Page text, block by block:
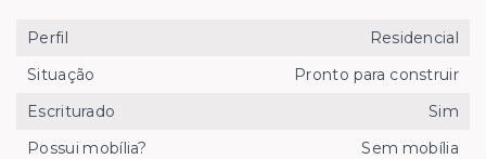
Perfil
Residencial
Situação
Pronto para construir
Escriturado
Sim
Possui mobília?
Sem mobília